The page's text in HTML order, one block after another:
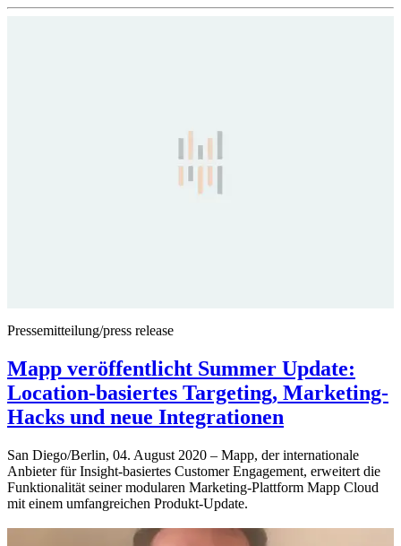
Pressemitteilung/press release
Mapp veröffentlicht Summer Update:
Location-basiertes Targeting, Marketing-
Hacks und neue Integrationen
San Diego/Berlin, 04. August 2020 – Mapp, der internationale
Anbieter für Insight-basiertes Customer Engagement, erweitert die
Funktionalität seiner modularen Marketing-Plattform Mapp Cloud
mit einem umfangreichen Produkt-Update.